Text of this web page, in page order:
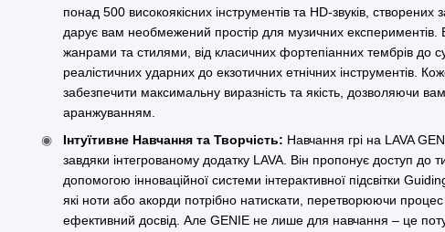
понад 500 високоякісних інструментів та HD-звуків,
дарує вам необмежений простір для музичних
жанрами та стилями, від класичних фортепіанних тембрів до
реалістичних ударних до екзотичних етнічних інструментів.
забезпечити максимальну виразність та якість, дозволяючи
аранжуванням.
Інтуїтивне Навчання та Творчість: Навчання грі на LAVA
завдяки інтегрованому додатку LAVA. Він пропонує доступ до
допомогою інноваційної системи інтерактивної підсвітки
які ноти або акорди потрібно натискати, перетворюючи процес
ефективний досвід. Але GENIE не лише для навчання – це